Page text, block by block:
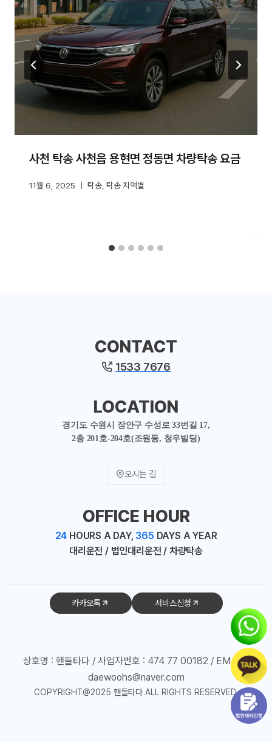
사천 탁송 사천읍 용현면 정동면 차량탁송 요금
11월 6, 2025 탁송 탁송 지역별
CONTACT
1533 7676
LOCATION
경기도 수원시 장안구 수성로 33번길 17,
2층 201호-204호(조원동, 청우빌딩)
오시는 길
OFFICE HOUR
24 HOURS A DAY, 365 DAYS A YEAR
대리운전 / 법인대리운전 / 차량탁송
카카오톡 서비스신청
상호명 : 핸들타다 / 사업자번호 : 474 77 00182 / EMAIL :
daewoohs@naver.com
COPYRIGHT@2025 핸들타다 ALL RIGHTS RESERVED.